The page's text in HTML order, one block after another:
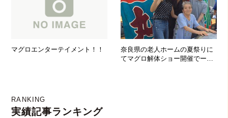
マグロエンターテイメント！！
奈良県の老人ホームの夏祭りに
てマグロ解体ショー開催でーす
RANKING
実績記事ランキング